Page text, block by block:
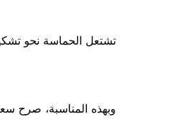
تشتعل الحماسة نحو